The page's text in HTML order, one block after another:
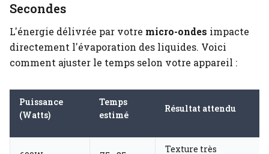
Secondes
L'énergie délivrée par votre micro-ondes impacte
directement l'évaporation des liquides. Voici
comment ajuster le temps selon votre appareil :
Puissance
(Watts)
Temps
estimé
Résultat attendu
Texture très